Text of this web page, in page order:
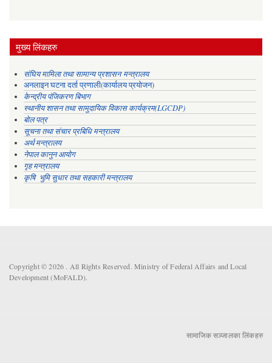
मुख्य लिंकहरु
संघिय मामिला तथा सामान्य प्रशासन मन्त्रालय
अनलाइन घटना दर्ता प्रणाली(कार्यालय प्रयोजन)
केन्द्रीय पंजिकरण बिभाग
स्थानीय शासन तथा सामुदायिक विकास कार्यक्रम(LGCDP)
बोल पत्र
सूचना तथा संचार प्रबिधि मन्त्रालय
अर्थ मन्त्रालय
नेपाल कानुन आयोग
गृह मन्त्रालय
कृषि भुमि सुधार तथा सहकारी मन्त्रालय
Copyright © 2026 . All Rights Reserved. Ministry of Federal Affairs and Local
Development (MoFALD).
सामाजिक सञ्जालका लिंकहरु